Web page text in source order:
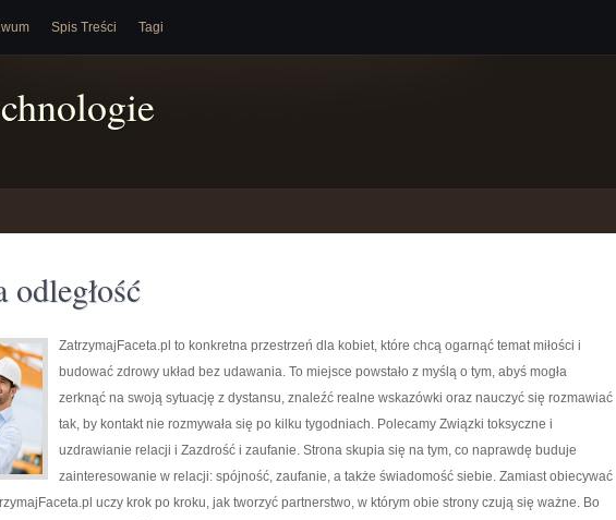
Spis Treści Tagi
odległość
ZatrzymajFaceta.pl to konkretna przestrzeń dla kobiet, które chcą ogarnąć temat miłości i
budować zdrowy układ bez udawania. To miejsce powstało z myślą o tym, abyś mogła
zerknąć na swoją sytuację z dystansu, znaleźć realne wskazówki oraz nauczyć się rozmawiać
tak, by kontakt nie rozmywała się po kilku tygodniach. Polecamy Związki toksyczne i
uzdrawianie relacji i Zazdrość i zaufanie. Strona skupia się na tym, co naprawdę buduje
zainteresowanie w relacji: spójność, zaufanie, a także świadomość siebie. Zamiast obiecywać
uczy krok po kroku, jak tworzyć partnerstwo, w którym obie strony czują się ważne. Bo